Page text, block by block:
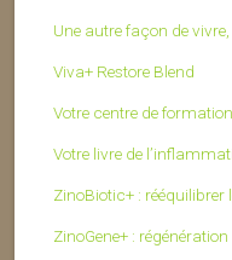
Une autre façon de
Viva+ Restore Blend
Votre centre de formation
Votre livre de
ZinoBiotic+ :
ZinoGene+ :